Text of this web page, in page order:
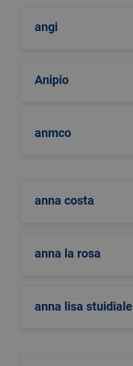
angi
Anipio
anmco
anna costa
anna la rosa
anna lisa stuidiale